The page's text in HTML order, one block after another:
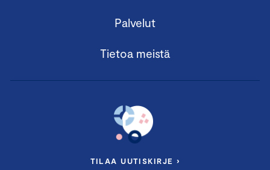
Palvelut
Tietoa meistä
TILAA UUTISKIRJE ›